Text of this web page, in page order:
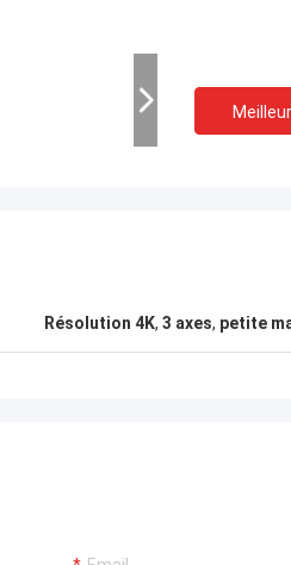
Résolution 4K, 3 axes, petite